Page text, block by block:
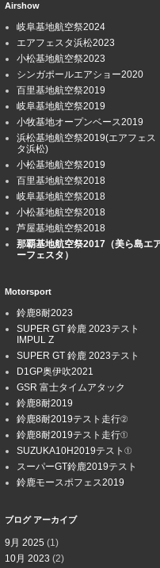
Airshow
岐阜基地航空祭2024
エアフェスタ浜松2023
小松基地航空祭2023
シンガポールエアショー2020
百里基地航空祭2019
岐阜基地航空祭2019
小牧基地オープンベース2019
浜松基地航空祭2019(エアフェス
タ浜松)
小松基地航空祭2019
百里基地航空祭2018
岐阜基地航空祭2018
小松基地航空祭2018
芦屋基地航空祭2018
那覇基地航空祭2017（美ら島エ
ーフェスタ）
Motorsport
鈴鹿8耐2023
SUPER GT 鈴鹿 2023テスト
IMPUL Z
SUPER GT 鈴鹿 2023テスト
D1GP奥伊吹2021
GSR 富士タイムアタック
鈴鹿8耐2019
鈴鹿8耐2019テスト走行②
鈴鹿8耐2019テスト走行①
SUZUKA10H2019テスト①
スーパーGT鈴鹿2019テスト
鈴鹿モースポフェス2019
ブログ アーカイブ
9月 2025 (1)
10月 2023 (2)